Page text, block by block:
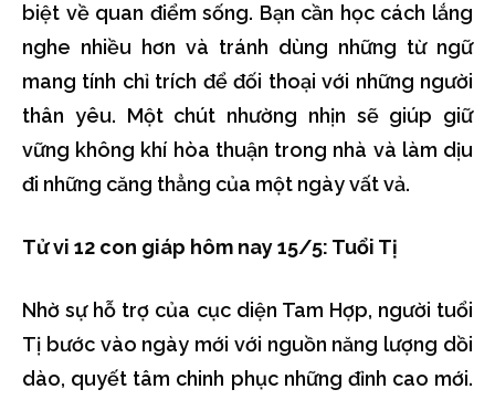
biệt về quan điểm sống. Bạn cần học cách lắng
nghe nhiều hơn và tránh dùng những từ ngữ
mang tính chỉ trích để đối thoại với những người
thân yêu. Một chút nhường nhịn sẽ giúp giữ
vững không khí hòa thuận trong nhà và làm dịu
đi những căng thẳng của một ngày vất vả.
Tử vi 12 con giáp hôm nay 15/5: Tuổi Tị
Nhờ sự hỗ trợ của cục diện Tam Hợp, người tuổi
Tị bước vào ngày mới với nguồn năng lượng dồi
dào, quyết tâm chinh phục những đỉnh cao mới.